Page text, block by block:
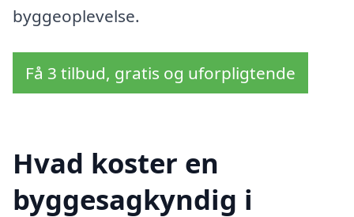
byggeoplevelse.
Få 3 tilbud, gratis og uforpligtende
Hvad koster en
byggesagkyndig i